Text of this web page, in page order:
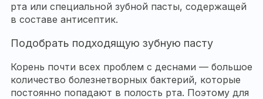
рта или специальной зубной пасты, содержащей
в составе антисептик.
Подобрать подходящую зубную пасту
Корень почти всех проблем с деснами — большое
количество болезнетворных бактерий, которые
постоянно попадают в полость рта. Поэтому для